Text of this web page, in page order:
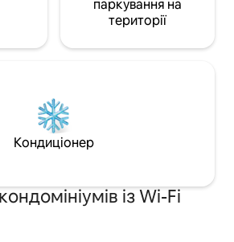
паркування на
території
Кондиціонер
із Wi-Fi